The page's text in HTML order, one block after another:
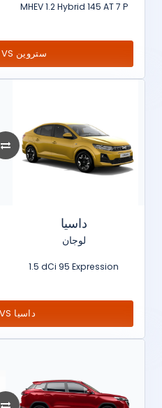
MHEV 1.2 Hybrid 145 AT 7 P
سوزوكي VS ستروين
داسيا
لوجان
1.5 dCi 95 Expression
داسيا VS داسيا